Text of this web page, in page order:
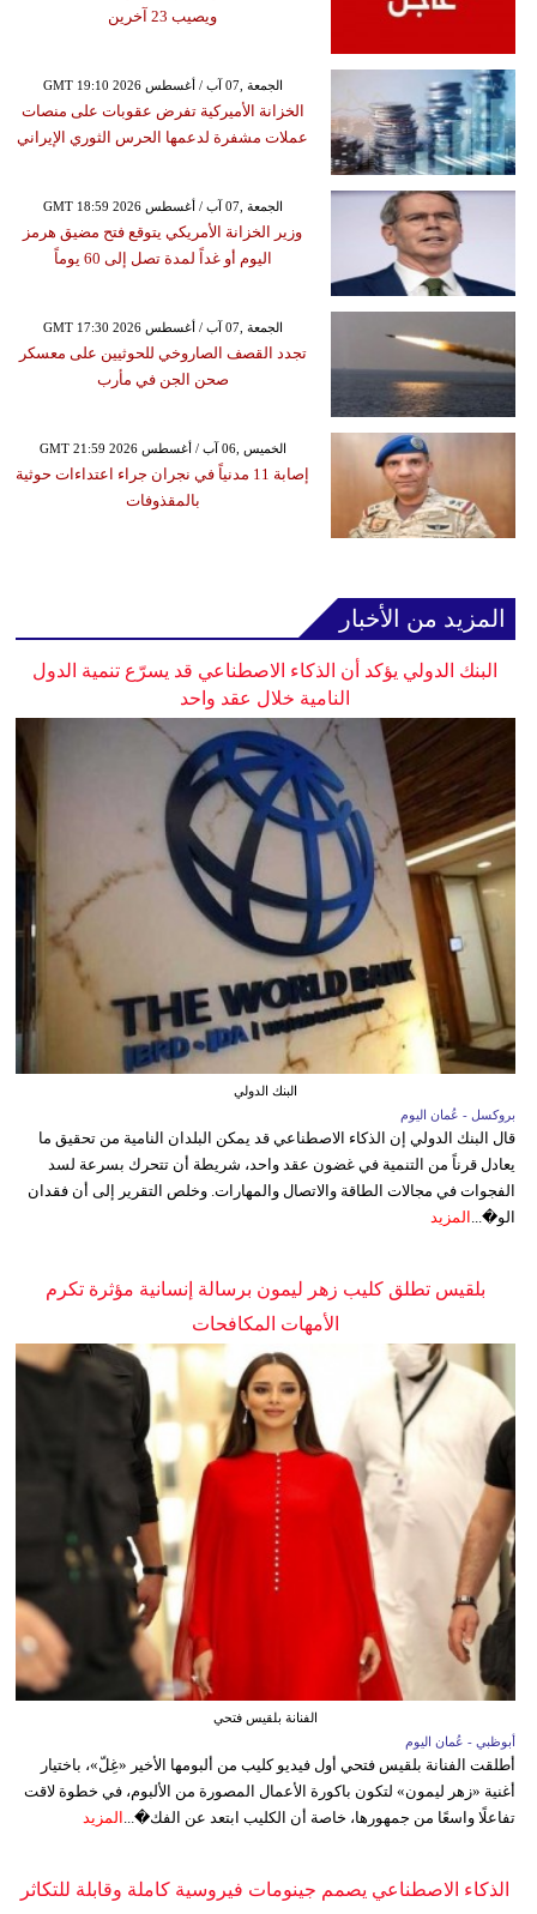
ويصيب 23 آخرين
GMT 19:10 2026 الجمعة ,07 آب / أغسطس
الخزانة الأميركية تفرض عقوبات على منصات
عملات مشفرة لدعمها الحرس الثوري الإيراني
GMT 18:59 2026 الجمعة ,07 آب / أغسطس
وزير الخزانة الأمريكي يتوقع فتح مضيق هرمز
اليوم أو غداً لمدة تصل إلى 60 يوماً
GMT 17:30 2026 الجمعة ,07 آب / أغسطس
تجدد القصف الصاروخي للحوثيين على معسكر
صحن الجن في مأرب
GMT 21:59 2026 الخميس ,06 آب / أغسطس
إصابة 11 مدنياً في نجران جراء اعتداءات حوثية
بالمقذوفات
المزيد من الأخبار
البنك الدولي يؤكد أن الذكاء الاصطناعي قد يسرّع تنمية الدول
النامية خلال عقد واحد
البنك الدولي
بروكسل - عُمان اليوم
قال البنك الدولي إن الذكاء الاصطناعي قد يمكن البلدان النامية من تحقيق ما
يعادل قرناً من التنمية في غضون عقد واحد، شريطة أن تتحرك بسرعة لسد
الفجوات في مجالات الطاقة والاتصال والمهارات. وخلص التقرير إلى أن فقدان
الو�... المزيد
بلقيس تطلق كليب زهر ليمون برسالة إنسانية مؤثرة تكرم
الأمهات المكافحات
الفنانة بلقيس فتحي
أبوظبي - عُمان اليوم
أطلقت الفنانة بلقيس فتحي أول فيديو كليب من ألبومها الأخير «غِلّ»، باختيار
أغنية «زهر ليمون» لتكون باكورة الأعمال المصورة من الألبوم، في خطوة لاقت
تفاعلًا واسعًا من جمهورها، خاصة أن الكليب ابتعد عن الفك�... المزيد
الذكاء الاصطناعي يصمم جينومات فيروسية كاملة وقابلة للتكاثر